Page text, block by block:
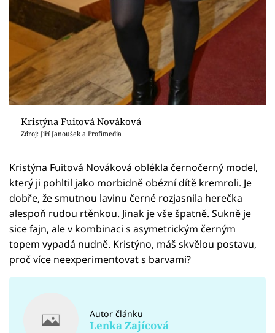
Kristýna Fuitová Nováková
Zdroj: Jiří Janoušek a Profimedia
Kristýna Fuitová Nováková oblékla černočerný model,
který ji pohltil jako morbidně obézní dítě kremroli. Je
dobře, že smutnou lavinu černé rozjasnila herečka
alespoň rudou rtěnkou. Jinak je vše špatně. Sukně je
sice fajn, ale v kombinaci s asymetrickým černým
topem vypadá nudně. Kristýno, máš skvělou postavu,
proč více neexperimentovat s barvami?
Autor článku
Lenka Zajícová